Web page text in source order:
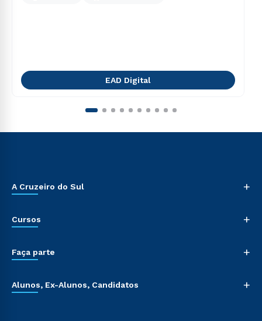
EAD Digital
A Cruzeiro do Sul +
Cursos +
Faça parte +
Alunos, Ex-Alunos, Candidatos +